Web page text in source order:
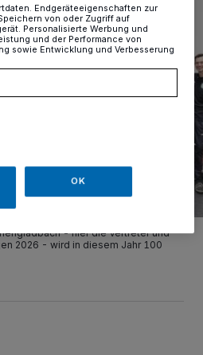
- hier die Vertreter und
2026 - wird in diesem Jahr 100
Endgeräteeigenschaften zur
von oder Zugriff auf
Personalisierte Werbung und
und der Performance von
sowie Entwicklung und Verbesserung
OK